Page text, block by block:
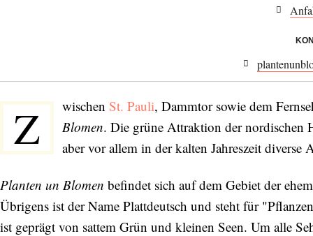
Z wischen St. Pauli, Dammtor sowie dem
Blomen. Die grüne Attraktion der nordischen
aber vor allem in der kalten Jahreszeit
Planten un Blomen befindet sich auf dem Gebiet der
Übrigens ist der Name Plattdeutsch und steht für
ist geprägt von sattem Grün und kleinen Seen. Um alle